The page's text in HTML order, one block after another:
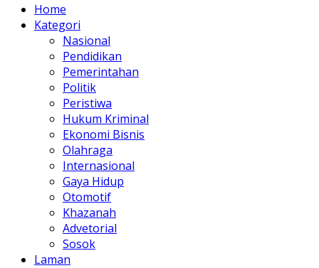
Home
Kategori
Nasional
Pendidikan
Pemerintahan
Politik
Peristiwa
Hukum Kriminal
Ekonomi Bisnis
Olahraga
Internasional
Gaya Hidup
Otomotif
Khazanah
Advetorial
Sosok
Laman